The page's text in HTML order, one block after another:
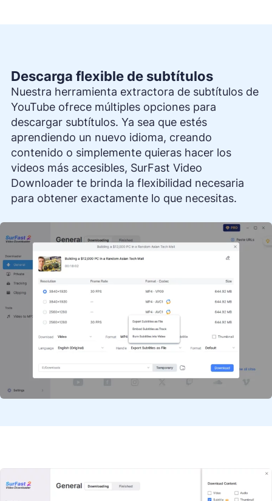
Descarga flexible de subtítulos
Nuestra herramienta extractora de subtítulos de
YouTube ofrece múltiples opciones para
descargar subtítulos. Ya sea que estés
aprendiendo un nuevo idioma, creando
contenido o simplemente quieras hacer los
videos más accesibles, SurFast Video
Downloader te brinda la flexibilidad necesaria
para obtener exactamente lo que necesitas.